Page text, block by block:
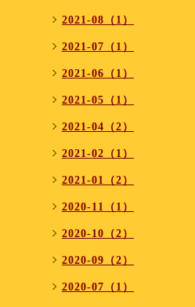
2021-08（1）
2021-07（1）
2021-06（1）
2021-05（1）
2021-04（2）
2021-02（1）
2021-01（2）
2020-11（1）
2020-10（2）
2020-09（2）
2020-07（1）